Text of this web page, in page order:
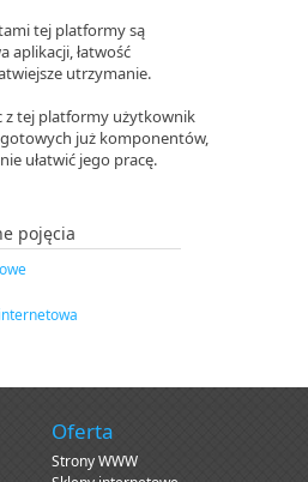
tej platformy są
aplikacji, łatwość
utrzymanie.
z tej platformy użytkownik
już komponentów,
ułatwić jego pracę.
pojęcia
Oferta
Strony WWW